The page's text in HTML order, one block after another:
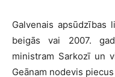
Galvenais apsūdzības
beigās vai 2007.
ministram Sarkozī un
Geānam nodevis